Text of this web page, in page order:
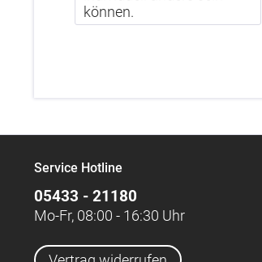
können.
Service Hotline
05433 - 21180
Mo-Fr, 08:00 - 16:30 Uhr